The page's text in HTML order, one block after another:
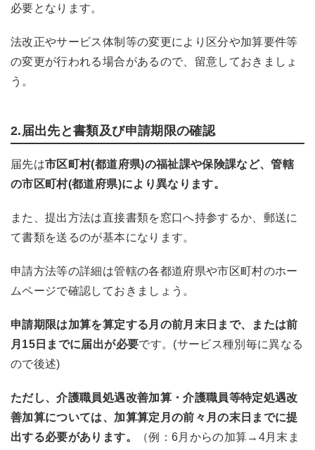
必要となります。
法改正やサービス体制等の変更により区分や加算要件等
の変更が行われる場合があるので、留意しておきましょ
う。
2.届出先と書類及び申請期限の確認
届先は市区町村(都道府県)の福祉課や保険課など、管轄
の市区町村(都道府県)により異なります。
また、提出方法は直接書類を窓口へ持参するか、郵送に
て書類を送るのが基本になります。
申請方法等の詳細は管轄の各都道府県や市区町村のホー
ムページで確認しておきましょう。
申請期限は加算を算定する月の前月末日まで、または前
月15日までに届出が必要です。(サービス種別毎に異なる
ので後述)
ただし、介護職員処遇改善加算・介護職員等特定処遇改
善加算については、加算算定月の前々月の末日までに提
出する必要があります。
（例：6月からの加算→4月末ま